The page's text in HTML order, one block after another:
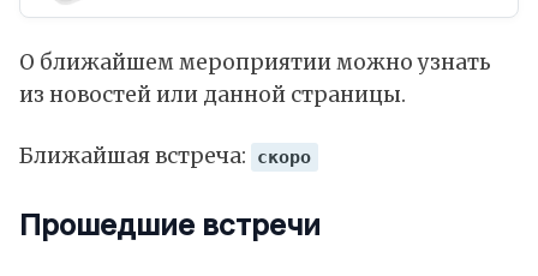
О ближайшем мероприятии можно узнать
из новостей или данной страницы.
Ближайшая встреча: скоро
Прошедшие встречи